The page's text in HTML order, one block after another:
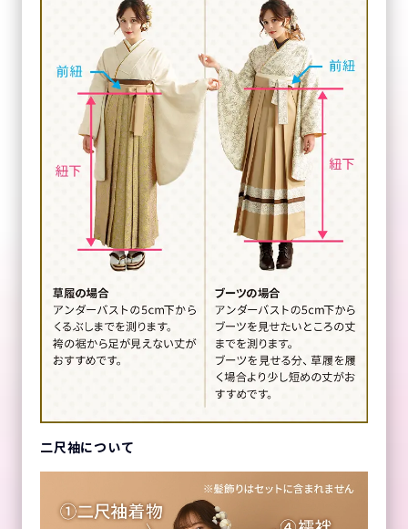
二尺袖について